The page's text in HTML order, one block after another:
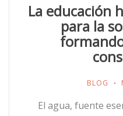
La educación
para la
BLOG
El agua, fuente